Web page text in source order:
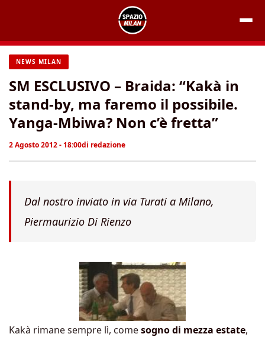
contenuto
NEWS MILAN
SM ESCLUSIVO – Braida: “Kakà in
stand-by, ma faremo il possibile.
Yanga-Mbiwa? Non c’è fretta”
2 Agosto 2012 - 18:00di redazione
Dal nostro inviato in via Turati a Milano,
Piermaurizio Di Rienzo
Kakà rimane sempre lì, comesogno di mezza estate,